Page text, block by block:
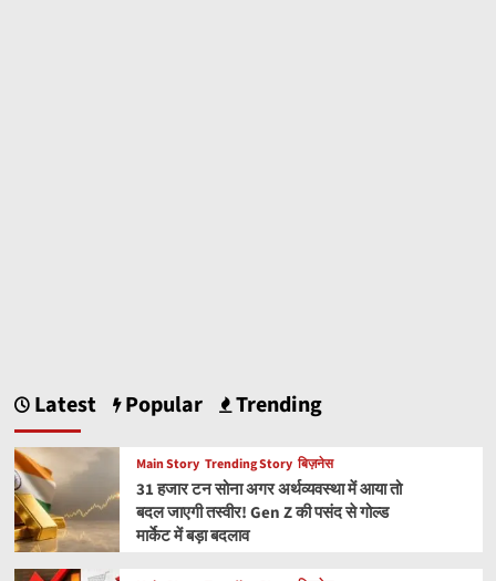
Latest Popular Trending
Main Story Trending Story बिज़नेस
31 हजार टन सोना अगर अर्थव्यवस्था में आया तो
बदल जाएगी तस्वीर! Gen Z की पसंद से गोल्ड
मार्केट में बड़ा बदलाव